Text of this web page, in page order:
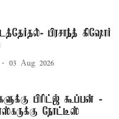
பிரசாந்த் கிஷோர்
03 Aug 2026
பிரிட்ஜ் கூப்பன் -
நோட்டீஸ்